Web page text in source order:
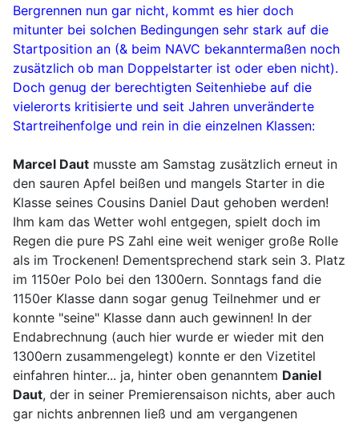
Bergrennen nun gar nicht, kommt es hier doch
mitunter bei solchen Bedingungen sehr stark auf die
Startposition an (& beim NAVC bekanntermaßen noch
zusätzlich ob man Doppelstarter ist oder eben nicht).
Doch genug der berechtigten Seitenhiebe auf die
vielerorts kritisierte und seit Jahren unveränderte
Startreihenfolge und rein in die einzelnen Klassen:
Marcel Daut musste am Samstag zusätzlich erneut in
den sauren Apfel beißen und mangels Starter in die
Klasse seines Cousins Daniel Daut gehoben werden!
Ihm kam das Wetter wohl entgegen, spielt doch im
Regen die pure PS Zahl eine weit weniger große Rolle
als im Trockenen! Dementsprechend stark sein 3. Platz
im 1150er Polo bei den 1300ern. Sonntags fand die
1150er Klasse dann sogar genug Teilnehmer und er
konnte "seine" Klasse dann auch gewinnen! In der
Endabrechnung (auch hier wurde er wieder mit den
1300ern zusammengelegt) konnte er den Vizetitel
einfahren hinter... ja, hinter oben genanntem Daniel
Daut, der in seiner Premierensaison nichts, aber auch
gar nichts anbrennen ließ und am vergangenen